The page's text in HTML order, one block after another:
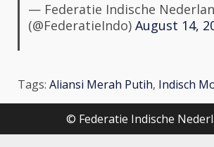
— Federatie Indische
(@FederatieIndo) August 14,
Tags: Aliansi Merah Putih, Indisch
© Federatie Indische